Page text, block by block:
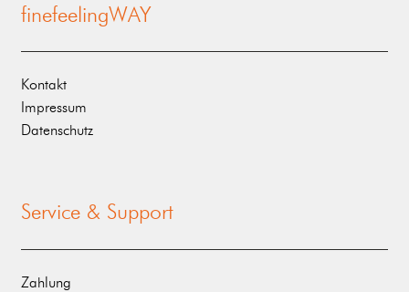
finefeelingWAY
Kontakt
Impressum
Datenschutz
Service & Support
Zahlung